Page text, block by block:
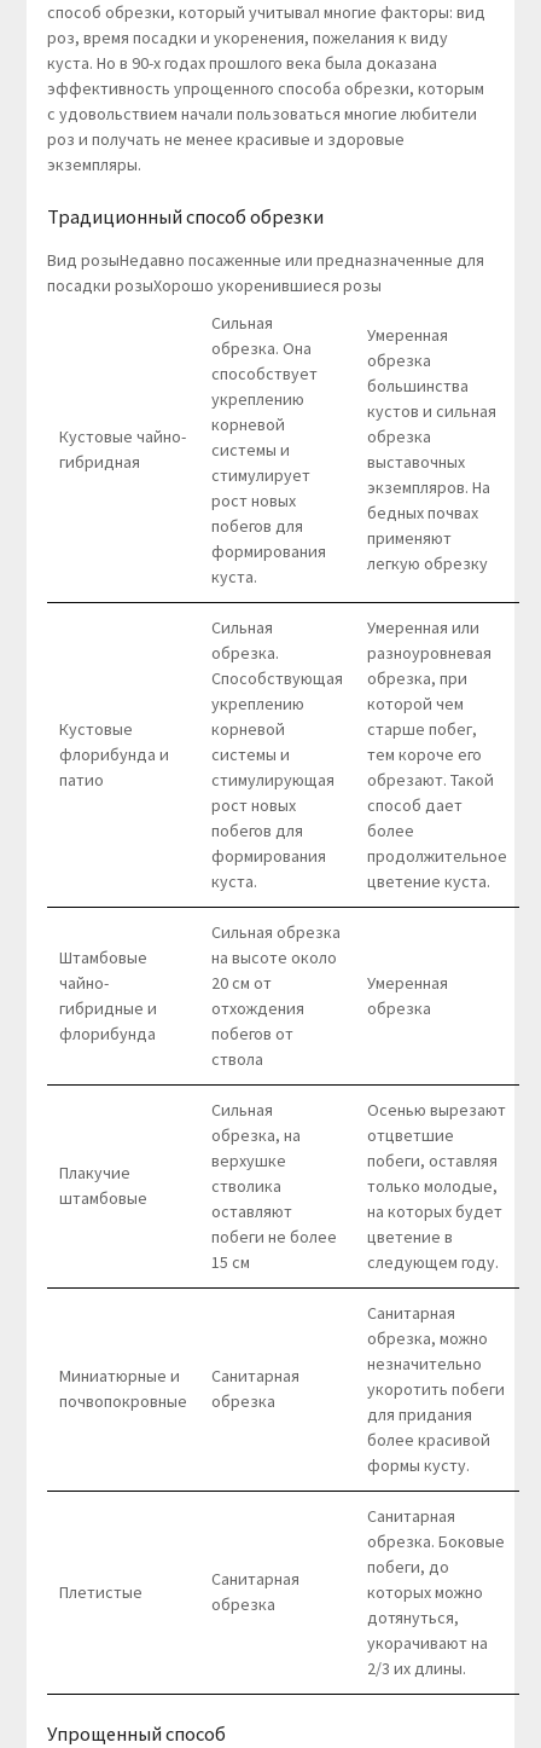
способ обрезки, который учитывал многие факторы: вид
роз, время посадки и укоренения, пожелания к виду
куста. Но в 90-х годах прошлого века была доказана
эффективность упрощенного способа обрезки, которым
с удовольствием начали пользоваться многие любители
роз и получать не менее красивые и здоровые
экземпляры.
Традиционный способ обрезки
Вид розыНедавно посаженные или предназначенные для
посадки розыХорошо укоренившиеся розы
Кустовые чайно-
гибридная
Сильная
обрезка. Она
способствует
укреплению
корневой
системы и
стимулирует
рост новых
побегов для
формирования
куста.
Умеренная
обрезка
большинства
кустов и сильная
обрезка
выставочных
экземпляров. На
бедных почвах
применяют
легкую обрезку
Кустовые
флорибунда и
патио
Сильная
обрезка.
Способствующая
укреплению
корневой
системы и
стимулирующая
рост новых
побегов для
формирования
куста.
Умеренная или
разноуровневая
обрезка, при
которой чем
старше побег,
тем короче его
обрезают. Такой
способ дает
более
продолжительное
цветение куста.
Штамбовые
чайно-
гибридные и
флорибунда
Сильная обрезка
на высоте около
20 см от
отхождения
побегов от
ствола
Умеренная
обрезка
Плакучие
штамбовые
Сильная
обрезка, на
верхушке
стволика
оставляют
побеги не более
15 см
Осенью вырезают
отцветшие
побеги, оставляя
только молодые,
на которых будет
цветение в
следующем году.
Миниатюрные и
почвопокровные
Санитарная
обрезка
Санитарная
обрезка, можно
незначительно
укоротить побеги
для придания
более красивой
формы кусту.
Плетистые
Санитарная
обрезка
Санитарная
обрезка. Боковые
побеги, до
которых можно
дотянуться,
укорачивают на
2/3 их длины.
Упрощенный способ